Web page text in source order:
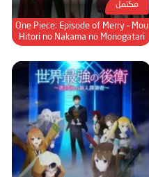
مكتمل
One Piece: Episode of Merry – Mou
Hitori no Nakama no Monogatari